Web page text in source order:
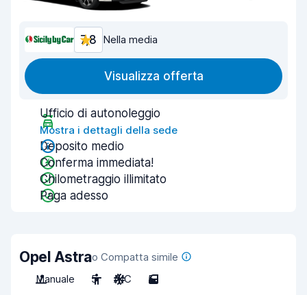
7,8 Nella media
Visualizza offerta
Ufficio di autonoleggio
Mostra i dettagli della sede
Deposito medio
Conferma immediata!
Chilometraggio illimitato
Paga adesso
Opel Astrao Compatta simile
Manuale
5 A/C 5